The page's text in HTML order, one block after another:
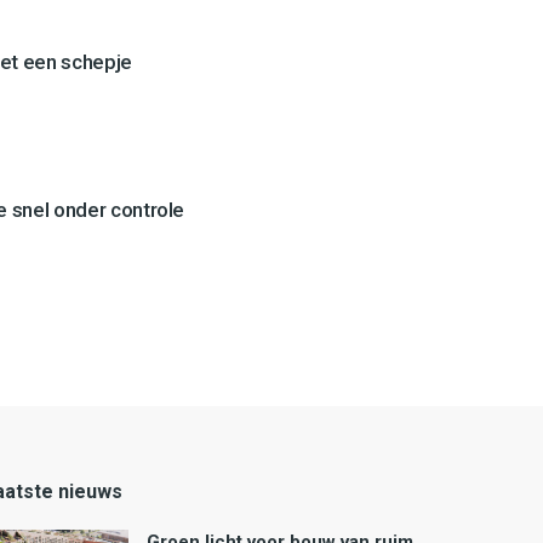
een schepje
snel onder controle
nieuws